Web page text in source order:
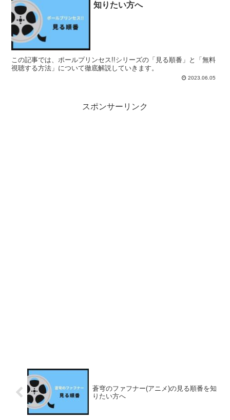
知りたい方へ
この記事では、ポールプリンセス!!シリーズの「見る順番」と「無料
視聴する方法」について徹底解説していきます。
2023.06.05
スポンサーリンク
蒼穹のファフナー(アニメ)の見る順番を知
りたい方へ